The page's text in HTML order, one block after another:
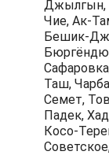
Джылгын,
Чие, Ак-
Бешик-
Таш,
Семет,
Падек,
Косо-